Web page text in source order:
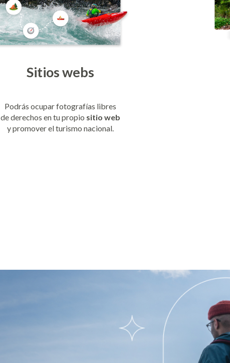
Sitios webs
Podrás ocupar fotografías libres
de derechos en tu propio sitio web
y promover el turismo nacional.